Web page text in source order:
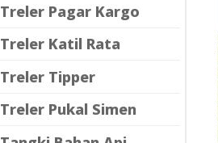
Treler Pagar Kargo
Treler Katil Rata
Treler Tipper
Treler Pukal Simen